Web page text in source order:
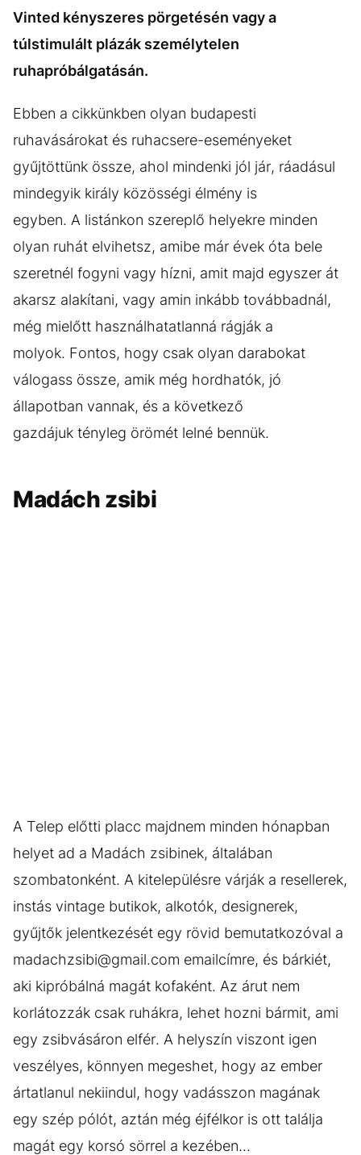
Vinted kényszeres pörgetésén vagy a
túlstimulált plázák személytelen
ruhapróbálgatásán.
Ebben a cikkünkben olyan budapesti
ruhavásárokat és ruhacsere-eseményeket
gyűjtöttünk össze, ahol mindenki jól jár, ráadásul
mindegyik király közösségi élmény is
egyben. A listánkon szereplő helyekre minden
olyan ruhát elvihetsz, amibe már évek óta bele
szeretnél fogyni vagy hízni, amit majd egyszer át
akarsz alakítani, vagy amin inkább továbbadnál,
még mielőtt használhatatlanná rágják a
molyok. Fontos, hogy csak olyan darabokat
válogass össze, amik még hordhatók, jó
állapotban vannak, és a következő
gazdájuk tényleg örömét lelné bennük.
Madách zsibi
A Telep előtti placc majdnem minden hónapban
helyet ad a Madách zsibinek, általában
szombatonként. A kitelepülésre várják a resellerek,
instás vintage butikok, alkotók, designerek,
gyűjtők jelentkezését egy rövid bemutatkozóval a
madachzsibi@gmail.com emailcímre, és bárkiét,
aki kipróbálná magát kofaként. Az árut nem
korlátozzák csak ruhákra, lehet hozni bármit, ami
egy zsibvásáron elfér. A helyszín viszont igen
veszélyes, könnyen megeshet, hogy az ember
ártatlanul nekiindul, hogy vadásszon magának
egy szép pólót, aztán még éjfélkor is ott találja
magát egy korsó sörrel a kezében...